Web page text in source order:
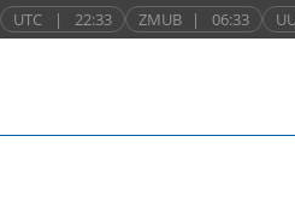
UTC | 22:33 ZMUB | 06:33